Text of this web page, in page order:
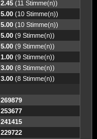
2.45 (11 Stimme(n))
5.00 (10 Stimme(n))
5.00 (10 Stimme(n))
5.00 (9 Stimme(n))
5.00 (9 Stimme(n))
1.00 (9 Stimme(n))
3.00 (8 Stimme(n))
3.00 (8 Stimme(n))
269879
253677
241415
229722